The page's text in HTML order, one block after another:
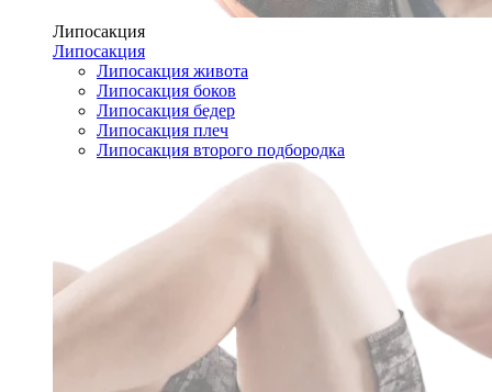
Липосакция
Липосакция
Липосакция живота
Липосакция боков
Липосакция бедер
Липосакция плеч
Липосакция второго подбородка